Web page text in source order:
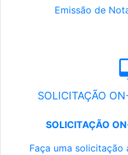
Emissão de
SOLICITAÇÃO
SOLICITAÇÃO
Faça uma solicitação